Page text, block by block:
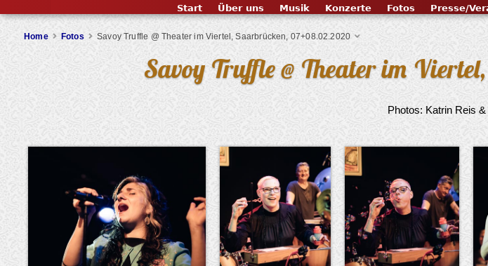
Home Fotos Savoy Truffle @ Theater im Viertel, Saarbrücken, 07+08.02.2020
Savoy Truffle @ Theater im
Photos: Katrin Reis
Start Über uns Musik Konzerte Fotos Presse/